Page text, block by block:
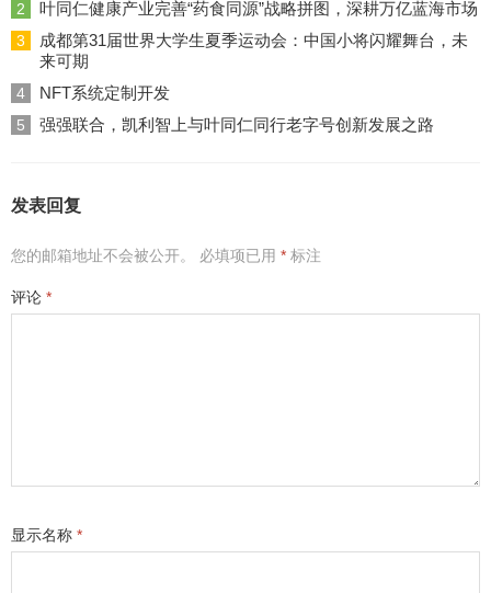
2 叶同仁健康产业完善“药食同源”战略拼图，深耕万亿蓝海市场
3
成都第31届世界大学生夏季运动会：中国小将闪耀舞台，未
来可期
4 NFT系统定制开发
5 强强联合，凯利智上与叶同仁同行老字号创新发展之路
发表回复
您的邮箱地址不会被公开。 必填项已用 * 标注
评论 *
显示名称 *